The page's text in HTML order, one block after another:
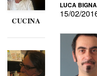
CUCINA
LUCA
15/02/